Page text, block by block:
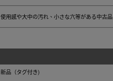
使用感や大中の汚れ、小さな穴等がある中古品
新品（タグ付き)